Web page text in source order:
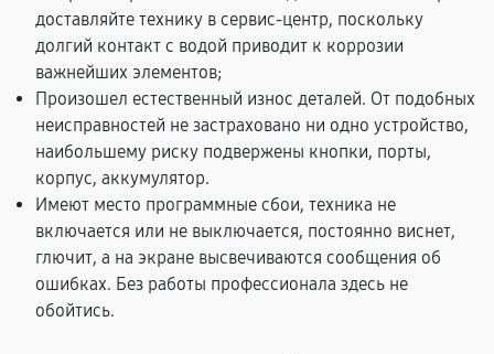
доставляйте технику в сервис-центр, поскольку
долгий контакт с водой приводит к коррозии
важнейших элементов;
Произошел естественный износ деталей. От подобных
неисправностей не застраховано ни одно устройство,
наибольшему риску подвержены кнопки, порты,
корпус, аккумулятор.
Имеют место программные сбои, техника не
включается или не выключается, постоянно виснет,
глючит, а на экране высвечиваются сообщения об
ошибках. Без работы профессионала здесь не
обойтись.